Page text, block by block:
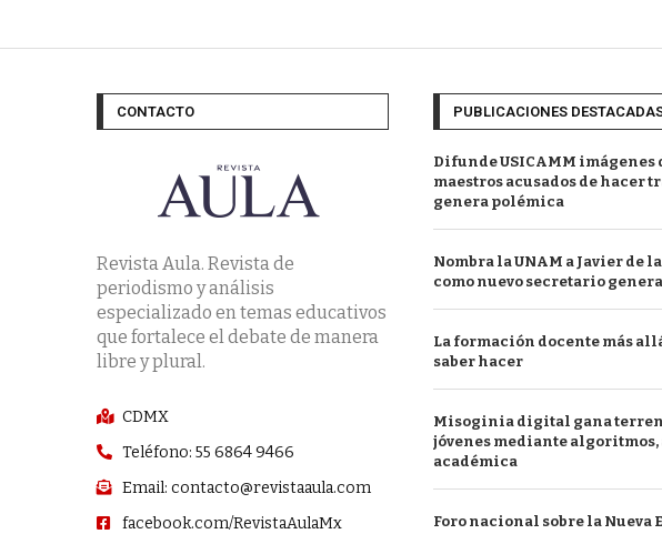
CONTACTO
Revista Aula. Revista de
periodismo y análisis
especializado en temas educativos
que fortalece el debate de manera
libre y plural.
CDMX
Teléfono: 55 6864 9466
Email: contacto@revistaaula.com
facebook.com/RevistaAulaMx
PUBLICACIONES
Difunde USICAMM imágenes
maestros acusados de hacer
genera polémica
Nombra la UNAM a Javier de
como nuevo secretario
La formación docente más
saber hacer
Misoginia digital gana
jóvenes mediante algoritmos,
académica
Foro nacional sobre la Nueva